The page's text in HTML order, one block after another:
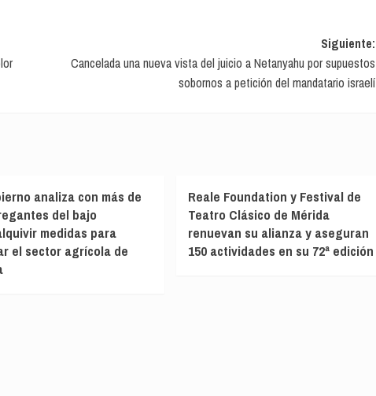
Siguiente:
Cancelada una nueva vista del juicio a Netanyahu por supuestos
sobornos a petición del mandatario israelí
analiza con más de
del bajo
medidas para
el sector agrícola de
Reale Foundation y Festival de
Teatro Clásico de Mérida
renuevan su alianza y aseguran
150 actividades en su 72ª edición